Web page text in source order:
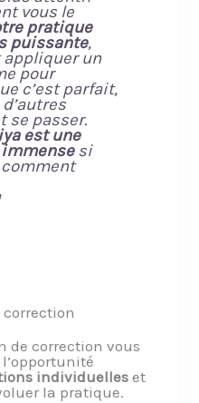
vous le
pratique
puissante,
un
pour
c’est parfait,
se passer.
est une
si
comment
correction
de correction vous
individuelles et
la pratique.